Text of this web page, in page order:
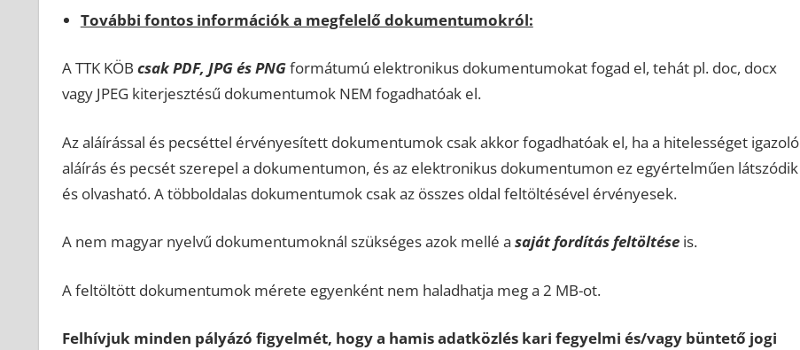
További fontos információk a megfelelő dokumentumokról:
A TTK KÖB csak PDF, JPG és PNGformátumú elektronikus dokumentumokat fogad el, tehát pl. doc, docx
vagy JPEG kiterjesztésű dokumentumok NEM fogadhatóak el.
Az aláírással és pecséttel érvényesített dokumentumok csak akkor fogadhatóak el, ha a hitelességet igazoló
aláírás és pecsét szerepel a dokumentumon, és az elektronikus dokumentumon ez egyértelműen látszódik
és olvasható. A többoldalas dokumentumok csak az összes oldal feltöltésével érvényesek.
A nem magyar nyelvű dokumentumoknál szükséges azok mellé a saját fordítás feltöltéseis.
A feltöltött dokumentumok mérete egyenként nem haladhatja meg a 2 MB-ot.
Felhívjuk minden pályázó figyelmét, hogy a hamis adatközlés kari fegyelmi és/vagy büntető jogi